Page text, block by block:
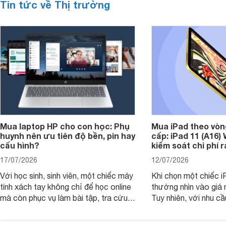
Tin tức về Thị trường
Mua laptop HP cho con học: Phụ
huynh nên ưu tiên độ bền, pin hay
cấu hình?
17/07/2026
Với học sinh, sinh viên, một chiếc máy
tính xách tay không chỉ để học online
mà còn phục vụ làm bài tập, tra cứu,
Mua iPad theo
cấp: iPad 11 (A16)
kiểm soát chi phí
12/07/2026
Khi chọn một chiếc
thường nhìn vào
Tuy nhiên, với nhu